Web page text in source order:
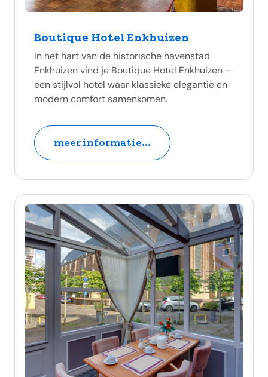
Boutique Hotel Enkhuizen
In het hart van de historische havenstad
Enkhuizen vind je Boutique Hotel Enkhuizen –
een stijlvol hotel waar klassieke elegantie en
modern comfort samenkomen.
meer informatie...